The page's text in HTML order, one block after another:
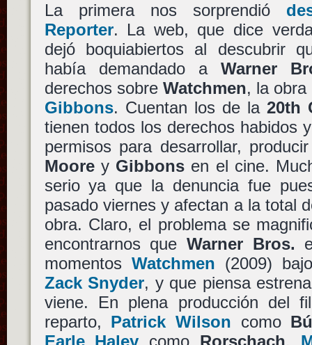
La primera nos sorprendió
Reporter. La web, que dice
dejó boquiabiertos al descubrir
había demandado a Warner
derechos sobre Watchmen, la
Gibbons. Cuentan los de la20th
tienen todos los derechos habidos
permisos para desarrollar,
Moorey Gibbons en el cine.
serio ya que la denuncia fue
pasado viernes y afectan a la total
obra. Claro, el problema se
encontrarnos que Warner Bros.
momentos Watchmen (2009)
Zack Snyder, y que piensa
viene. En plena producción del
reparto, Patrick Wilson como